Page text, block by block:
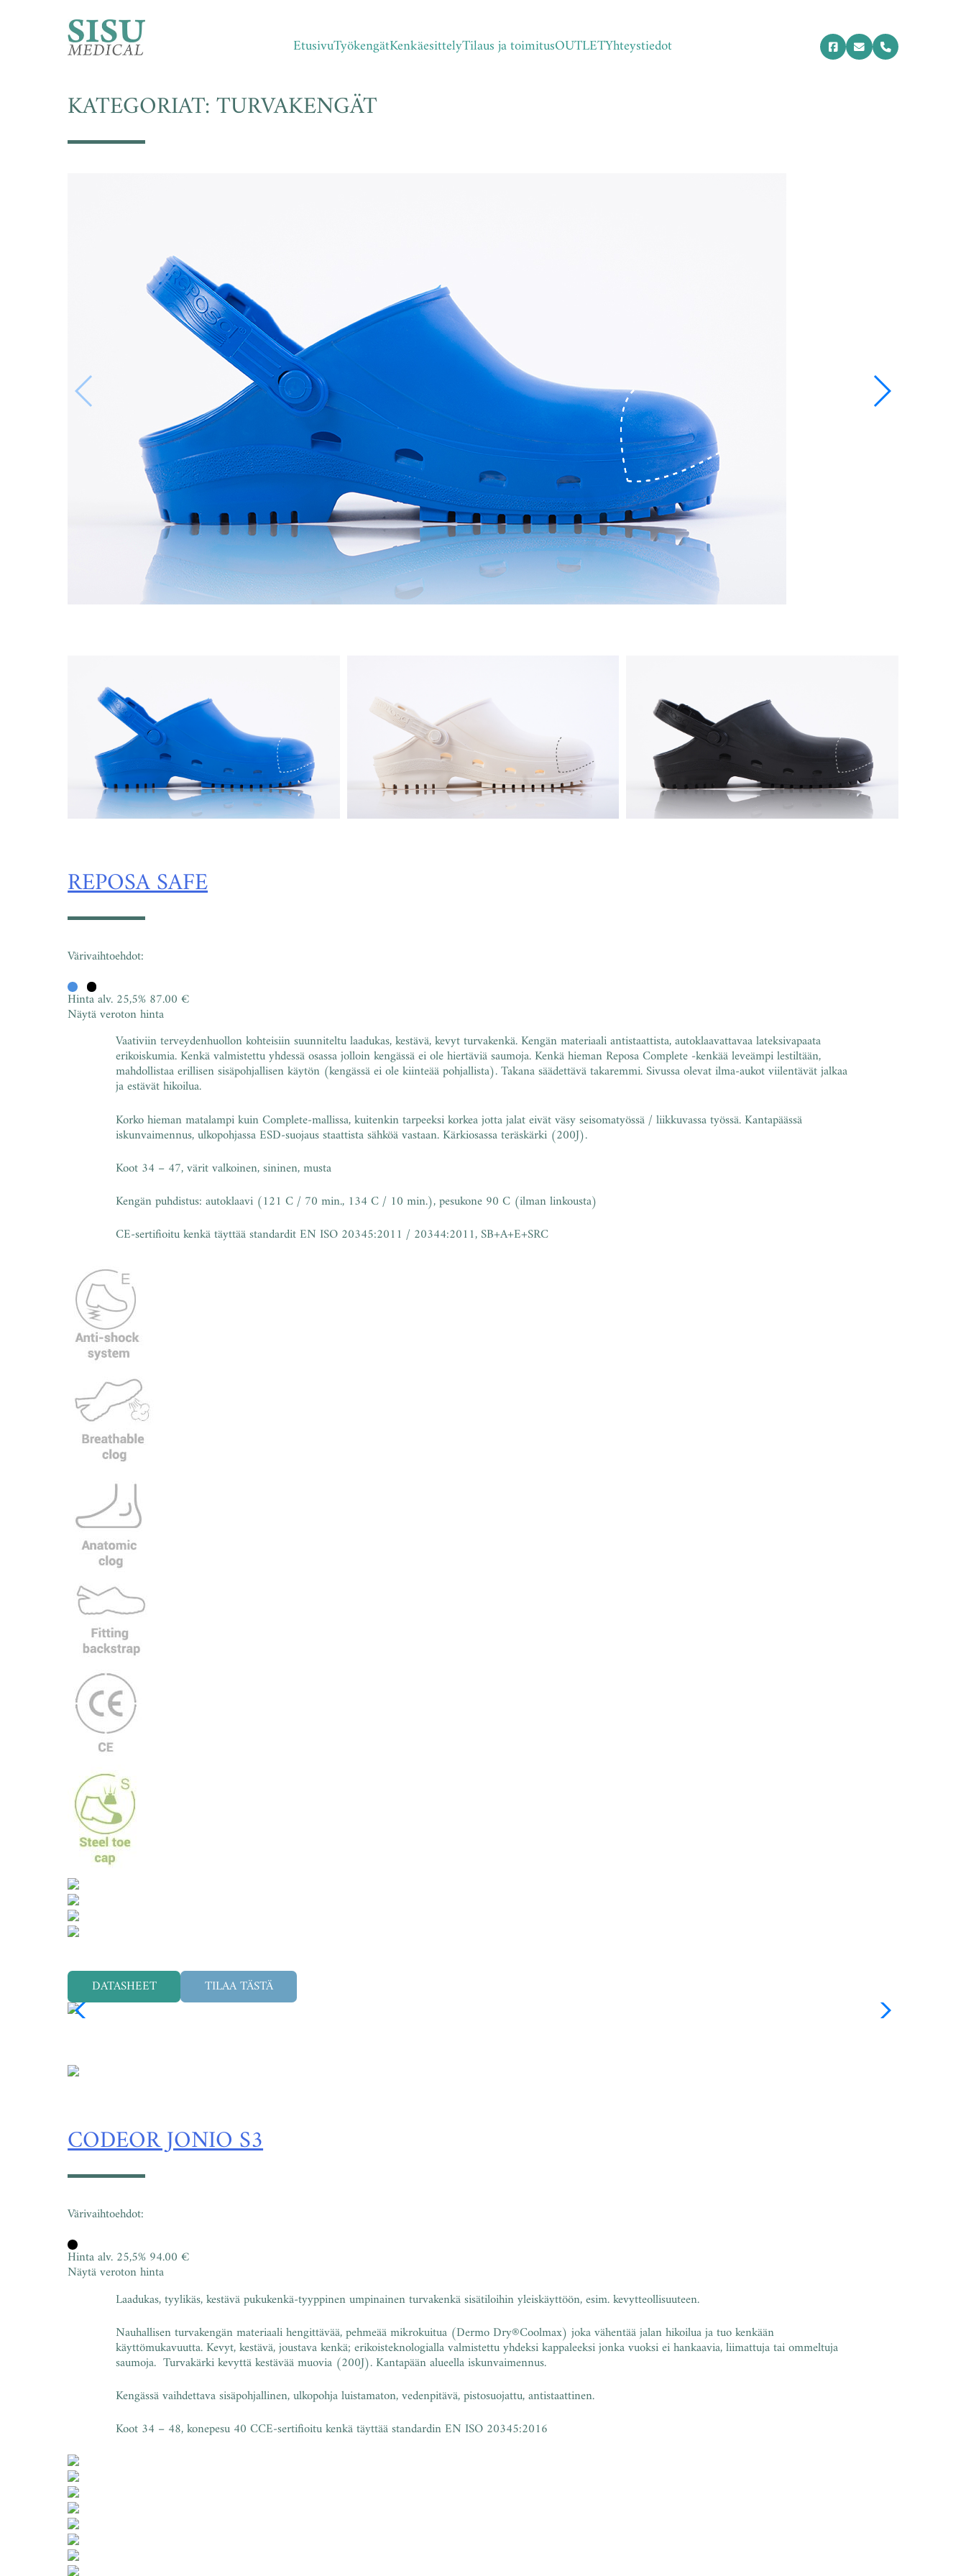
EtusivuTyökengätKenkäesittelyTilaus ja toimitusOUTLETYhteystiedot
KATEGORIAT:TURVAKENGÄT
REPOSA SAFE
Värivaihtoehdot:
Hinta alv. 25,5% 87.00 €
Näytä veroton hinta
Vaativiin terveydenhuollon kohteisiin suunniteltu laadukas, kestävä, kevyt turvakenkä. Kengän materiaali antistaattista, autoklaavattavaa lateksivapaata
erikoiskumia. Kenkä valmistettu yhdessä osassa jolloin kengässä ei ole hiertäviä saumoja. Kenkä hieman Reposa Complete -kenkää leveämpi lestiltään,
mahdollistaa erillisen sisäpohjallisen käytön (kengässä ei ole kiinteää pohjallista). Takana säädettävä takaremmi. Sivussa olevat ilma-aukot viilentävät jalkaa
ja estävät hikoilua.
Korko hieman matalampi kuin Complete-mallissa, kuitenkin tarpeeksi korkea jotta jalat eivät väsy seisomatyössä / liikkuvassa työssä. Kantapäässä
iskunvaimennus, ulkopohjassa ESD-suojaus staattista sähköä vastaan. Kärkiosassa teräskärki (200J).
Koot 34 – 47, värit valkoinen, sininen, musta
Kengän puhdistus: autoklaavi (121 C / 70 min., 134 C / 10 min.), pesukone 90 C (ilman linkousta)
CE-sertifioitu kenkä täyttää standardit EN ISO 20345:2011 / 20344:2011, SB+A+E+SRC
DATASHEET TILAA TÄSTÄ
CODEOR JONIO S3
Värivaihtoehdot:
Hinta alv. 25,5% 94.00 €
Näytä veroton hinta
Laadukas, tyylikäs, kestävä pukukenkä-tyyppinen umpinainen turvakenkä sisätiloihin yleiskäyttöön, esim. kevytteollisuuteen.
Nauhallisen turvakengän materiaali hengittävää, pehmeää mikrokuitua (Dermo Dry®Coolmax) joka vähentää jalan hikoilua ja tuo kenkään
käyttömukavuutta. Kevyt, kestävä, joustava kenkä; erikoisteknologialla valmistettu yhdeksi kappaleeksi jonka vuoksi ei hankaavia, liimattuja tai ommeltuja
saumoja. Turvakärki kevyttä kestävää muovia (200J). Kantapään alueella iskunvaimennus.
Kengässä vaihdettava sisäpohjallinen, ulkopohja luistamaton, vedenpitävä, pistosuojattu, antistaattinen.
Koot 34 – 48, konepesu 40 CCE-sertifioitu kenkä täyttää standardin EN ISO 20345:2016